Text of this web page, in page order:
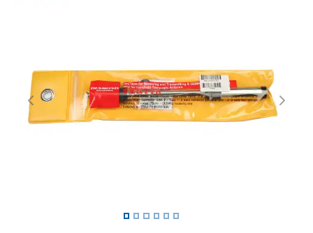
Previous Next